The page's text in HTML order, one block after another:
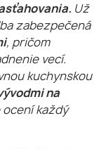
Už
zabezpečená
, pričom
vecí.
kuchynskou
na
každý